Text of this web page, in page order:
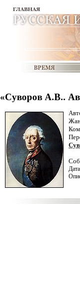
«Суворов А.В..